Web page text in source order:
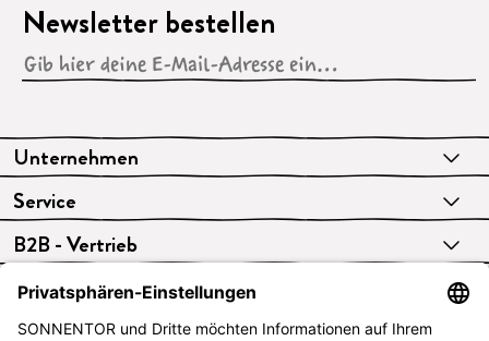
Unternehmen
Service
B2B - Vertrieb
Newsletter bestellen